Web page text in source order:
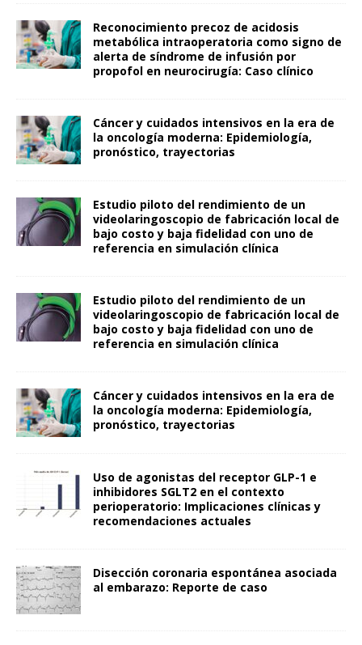
Reconocimiento precoz de acidosis
metabólica intraoperatoria como signo de
alerta de síndrome de infusión por
propofol en neurocirugía: Caso clínico
Cáncer y cuidados intensivos en la era de
la oncología moderna: Epidemiología,
pronóstico, trayectorias
Estudio piloto del rendimiento de un
videolaringoscopio de fabricación local de
bajo costo y baja fidelidad con uno de
referencia en simulación clínica
Estudio piloto del rendimiento de un
videolaringoscopio de fabricación local de
bajo costo y baja fidelidad con uno de
referencia en simulación clínica
Cáncer y cuidados intensivos en la era de
la oncología moderna: Epidemiología,
pronóstico, trayectorias
Uso de agonistas del receptor GLP-1 e
inhibidores SGLT2 en el contexto
perioperatorio: Implicaciones clínicas y
recomendaciones actuales
Disección coronaria espontánea asociada
al embarazo: Reporte de caso